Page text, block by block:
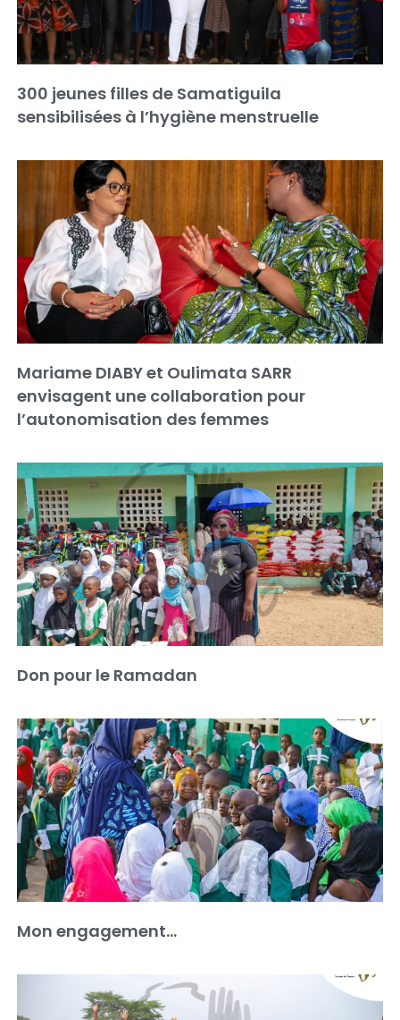
300 jeunes filles de Samatiguila
sensibilisées à l’hygiène menstruelle
Mariame DIABY et Oulimata SARR
envisagent une collaboration pour
l’autonomisation des femmes
Don pour le Ramadan
Mon engagement…